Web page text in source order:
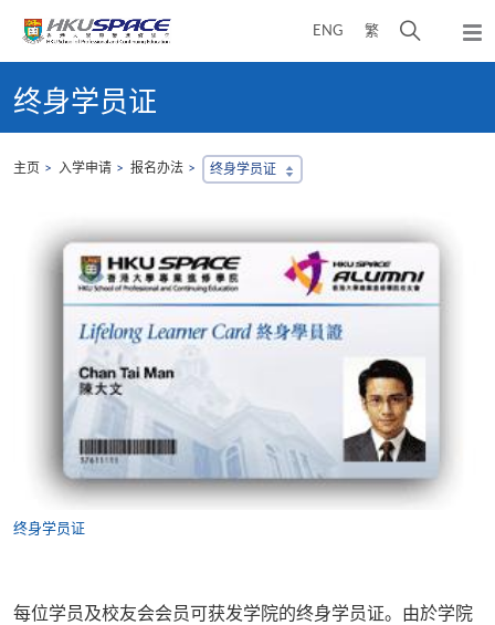
ENG 繁
开
弹
出
单
content
start终身学员证
主页 入学申请 报名办法 终身学员证
终身学员证
每位学员及校友会会员可获发学院的终身学员证。由於学院